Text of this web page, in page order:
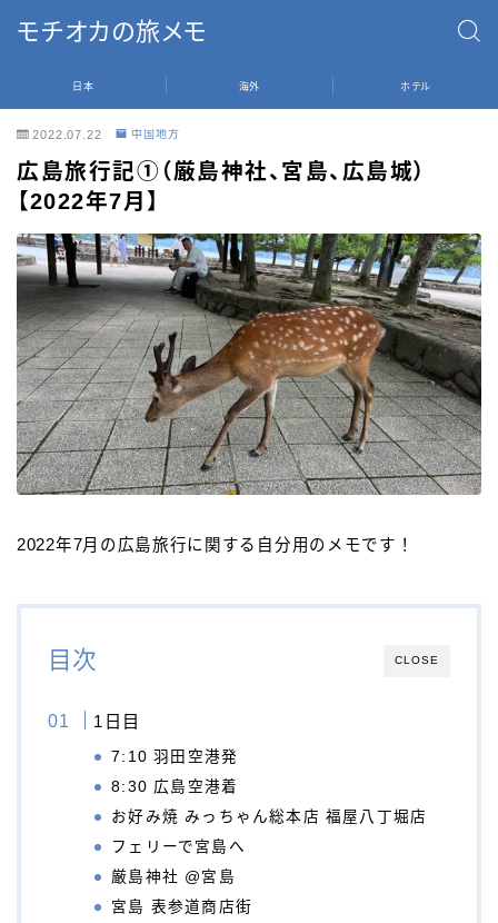
モチオカの旅メモ
日本 海外 ホテル
2022.07.22 中国地方
広島旅行記①（厳島神社、宮島、広島城）
【2022年7月】
2022年7月の広島旅行に関する自分用のメモです！
CLOSE
目次
1日目
7:10 羽田空港発
8:30 広島空港着
お好み焼 みっちゃん総本店 福屋八丁堀店
フェリーで宮島へ
厳島神社 @宮島
宮島 表参道商店街